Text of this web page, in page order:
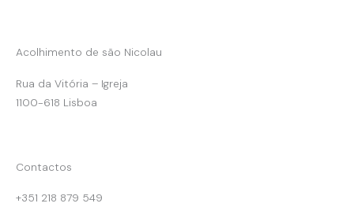
Acolhimento de são Nicolau
Rua da Vitória – Igreja
1100-618 Lisboa
Contactos
+351 218 879 549